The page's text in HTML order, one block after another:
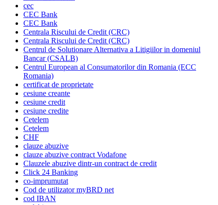
cec
CEC Bank
CEC Bank
Centrala Riscului de Credit (CRC)
Centrala Riscului de Credit (CRC)
Centrul de Solutionare Alternativa a Litigiilor in domeniul
Bancar (CSALB)
Centrul European al Consumatorilor din Romania (ECC
Romania)
certificat de proprietate
cesiune creante
cesiune credit
cesiune credite
Cetelem
Cetelem
CHF
clauze abuzive
clauze abuzive contract Vodafone
Clauzele abuzive dintr-un contract de credit
Click 24 Banking
co-imprumutat
Cod de utilizator myBRD net
cod IBAN